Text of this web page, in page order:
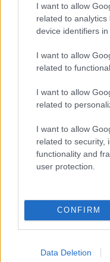
I want to allow
related to
device identifiers in
I want to allow
related to
I want to allow
related to
I want to allow
related to security,
functionality and
user protection.
CONFIRM
Data Deletion
—, κόστισε τη
παιδιά τα οποία
εντατικής
ο σταθμός
ισραηλινά πυρά
Παράλληλα οι
κατήγγειλαν ότι
μέλη του
Καμάλ Αντουάν
ισραηλινό
άφησε
ΕΘΝΟΣ θα παρεμβαίνει
διαγράφονται